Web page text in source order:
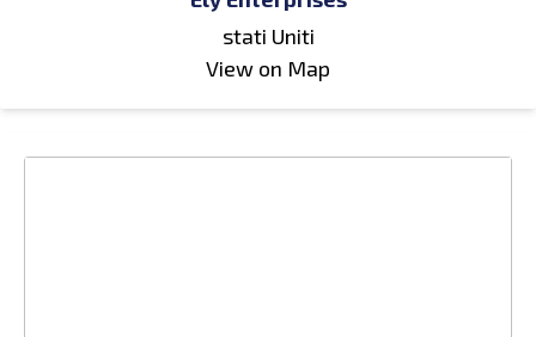
stati Uniti
View on Map